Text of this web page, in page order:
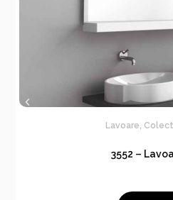
Lavoare
3552 –